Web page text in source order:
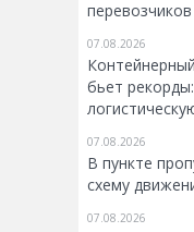
перевозчиков
07.08.2026
бьет
07.08.2026
В пункте
схему
07.08.2026